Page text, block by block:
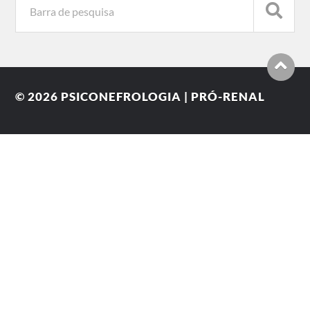
© 2026 PSICONEFROLOGIA | PRÓ-RENAL